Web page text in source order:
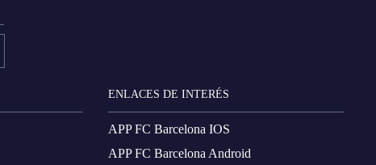
ENLACES DE INTERÉS
APP FC Barcelona IOS
APP FC Barcelona Android